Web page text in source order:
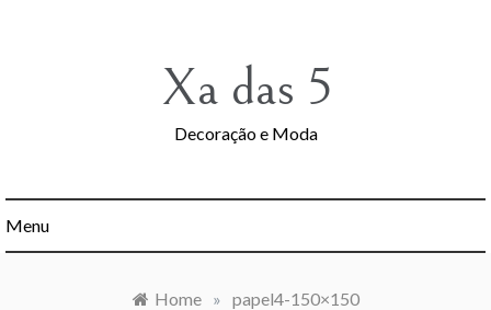
Xa das 5
Decoração e Moda
Menu
Home » papel4-150×150